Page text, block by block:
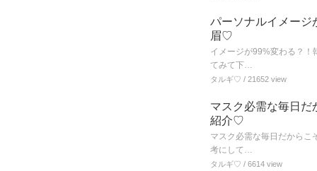
パーソナルイメージ
眉♡
イメージが99%変わる？
てみて下…
タルギ♡ / 21652 view
マスク必需な毎日だ
紹介♡
マスク必需な毎日だからこ
考にして…
タルギ♡ / 6614 view